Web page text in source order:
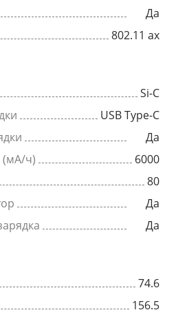
Да
802.11 ax
Si-C
USB Type-C
Да
(мА/ч)
6000
80
Да
Да
74.6
156.5